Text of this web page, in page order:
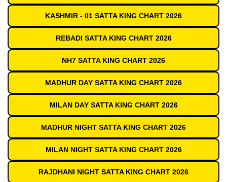
KASHMIR - 01 SATTA KING CHART 2026
REBADI SATTA KING CHART 2026
NH7 SATTA KING CHART 2026
MADHUR DAY SATTA KING CHART 2026
MILAN DAY SATTA KING CHART 2026
MADHUR NIGHT SATTA KING CHART 2026
MILAN NIGHT SATTA KING CHART 2026
RAJDHANI NIGHT SATTA KING CHART 2026